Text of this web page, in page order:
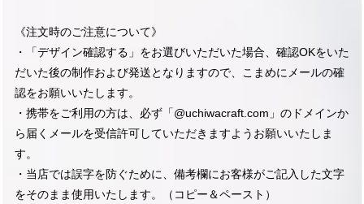
《注文時のご注意について》
・「デザイン確認する」をお選びいただいた場合、確認OKをいた
だいた後の制作および発送となりますので、こまめにメールの確
認をお願いいたします。
・携帯をご利用の方は、必ず「@uchiwacraft.com」のドメインか
ら届くメールを受信許可していただきますようお願いいたしま
す。
・当店では誤字を防ぐために、備考欄にお客様がご記入した文字
をそのまま使用いたします。（コピー＆ペースト）